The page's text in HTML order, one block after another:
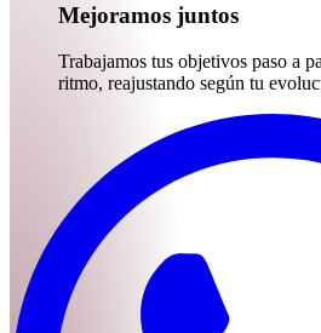
Mejoramos juntos
Trabajamos tus objetivos paso a
ritmo, reajustando según tu